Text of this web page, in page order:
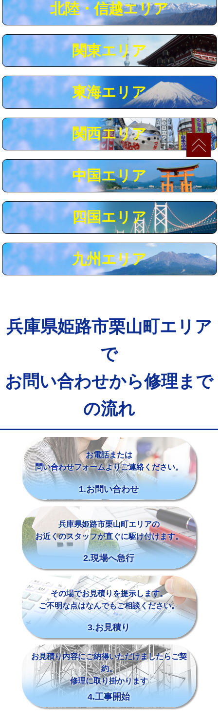
給水管工事※（ライニング鋼管・銅
管・ポリ管・HT管使用/3ｍ超え)
+8,800円
マス交換（土の掘削・埋め戻し作業） 11,000円~
マス交換（深さ50㎝未満） 55,000円
マス交換（深さ50㎝以上） 66,000円
コンクリート斫り（厚さ10㎝まで） 27,500円
コンクリート斫り（厚さ10㎝超え） 38,500円
モルタル補修（厚さ10㎝まで） 27,500円
追加人工 16,500円
※給水管工事は20mmまでの価格です。
北陸・信越エリア
関東エリア
東海エリア
関西エリア
中国エリア
四国エリア
九州エリア
兵庫県姫路市栗山町エリア
で
お問い合わせから修理まで
の流れ
お電話または
問い合わせフォームよりご連絡ください。
1.お問い合わせ
兵庫県姫路市栗山町エリアの
お近くのスタッフが直ぐに駆け付けます。
2.現場へ急行
その場でお見積りを提示します。
ご不明な点はなんでもご相談ください。
3.お見積り
お見積り内容にご納得いただけましたらご契
約。
修理に取り掛かります
4.工事開始